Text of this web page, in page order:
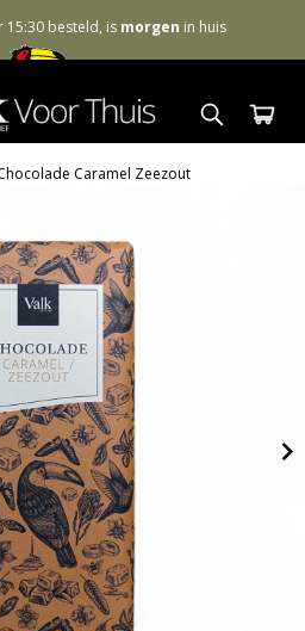
15:30 besteld, is morgen in huis
Caramel Zeezout